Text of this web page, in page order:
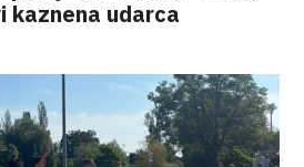
kaznena udarca